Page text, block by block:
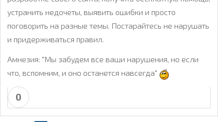
устранить недочеты, выявить ошибки и просто
поговорить на разные темы. Постарайтесь не нарушать
и придерживаться правил.
Амнезия: "Мы забудем все ваши нарушения, но если
что, вспомним, и оно останется навсегда"
0